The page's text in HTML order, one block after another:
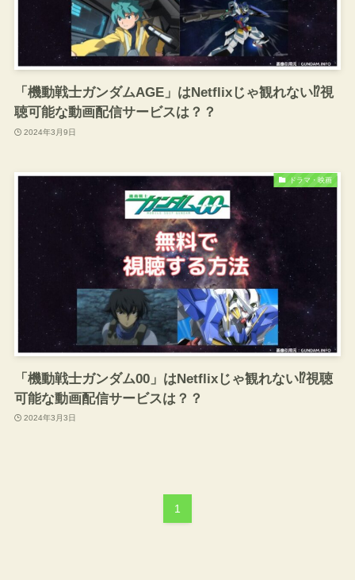
「機動戦士ガンダムAGE」はNetflixじゃ観れない⁉️視
聴可能な動画配信サービスは？？
2024年3月9日
ドラマ・映画
「機動戦士ガンダム00」はNetflixじゃ観れない⁉️視聴
可能な動画配信サービスは？？
2024年3月3日
1